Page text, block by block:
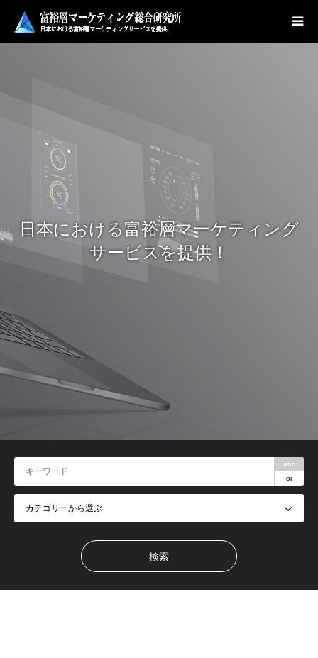
日本における富裕層マーケティング
サービスを提供！
and
or